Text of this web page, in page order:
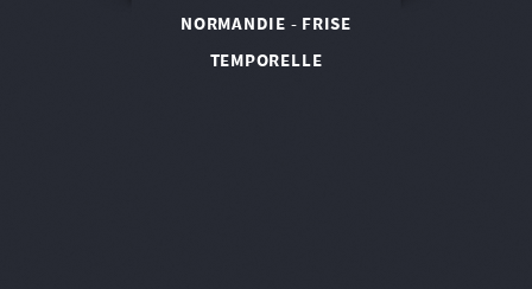
NORMANDIE - FRISE
TEMPORELLE